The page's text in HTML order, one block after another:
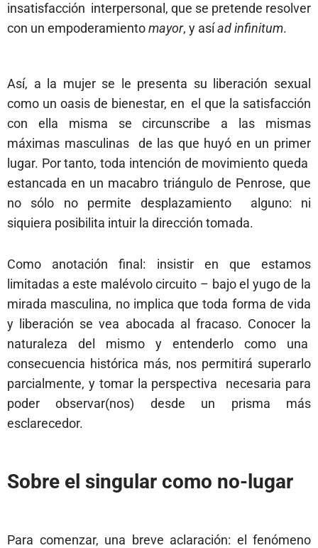
insatisfacción interpersonal, que se pretende resolver
con un empoderamientomayor, y asíad infinitum.
Así, a la mujer se le presenta su liberación sexual
como un oasis de bienestar, en el que la satisfacción
con ella misma se circunscribe a las mismas
máximas masculinas de las que huyó en un primer
lugar. Por tanto, toda intención de movimiento queda
estancada en un macabro triángulo de Penrose, que
no sólo no permite desplazamiento alguno: ni
siquiera posibilita intuir la dirección tomada.
Como anotación final: insistir en que estamos
limitadas a este malévolo circuito – bajo el yugo de la
mirada masculina, no implica que toda forma de vida
y liberación se vea abocada al fracaso. Conocer la
naturaleza del mismo y entenderlo como una
consecuencia histórica más, nos permitirá superarlo
parcialmente, y tomar la perspectiva necesaria para
poder observar(nos) desde un prisma más
esclarecedor.
Sobre el singular como no-lugar
Para comenzar, una breve aclaración: el fenómeno